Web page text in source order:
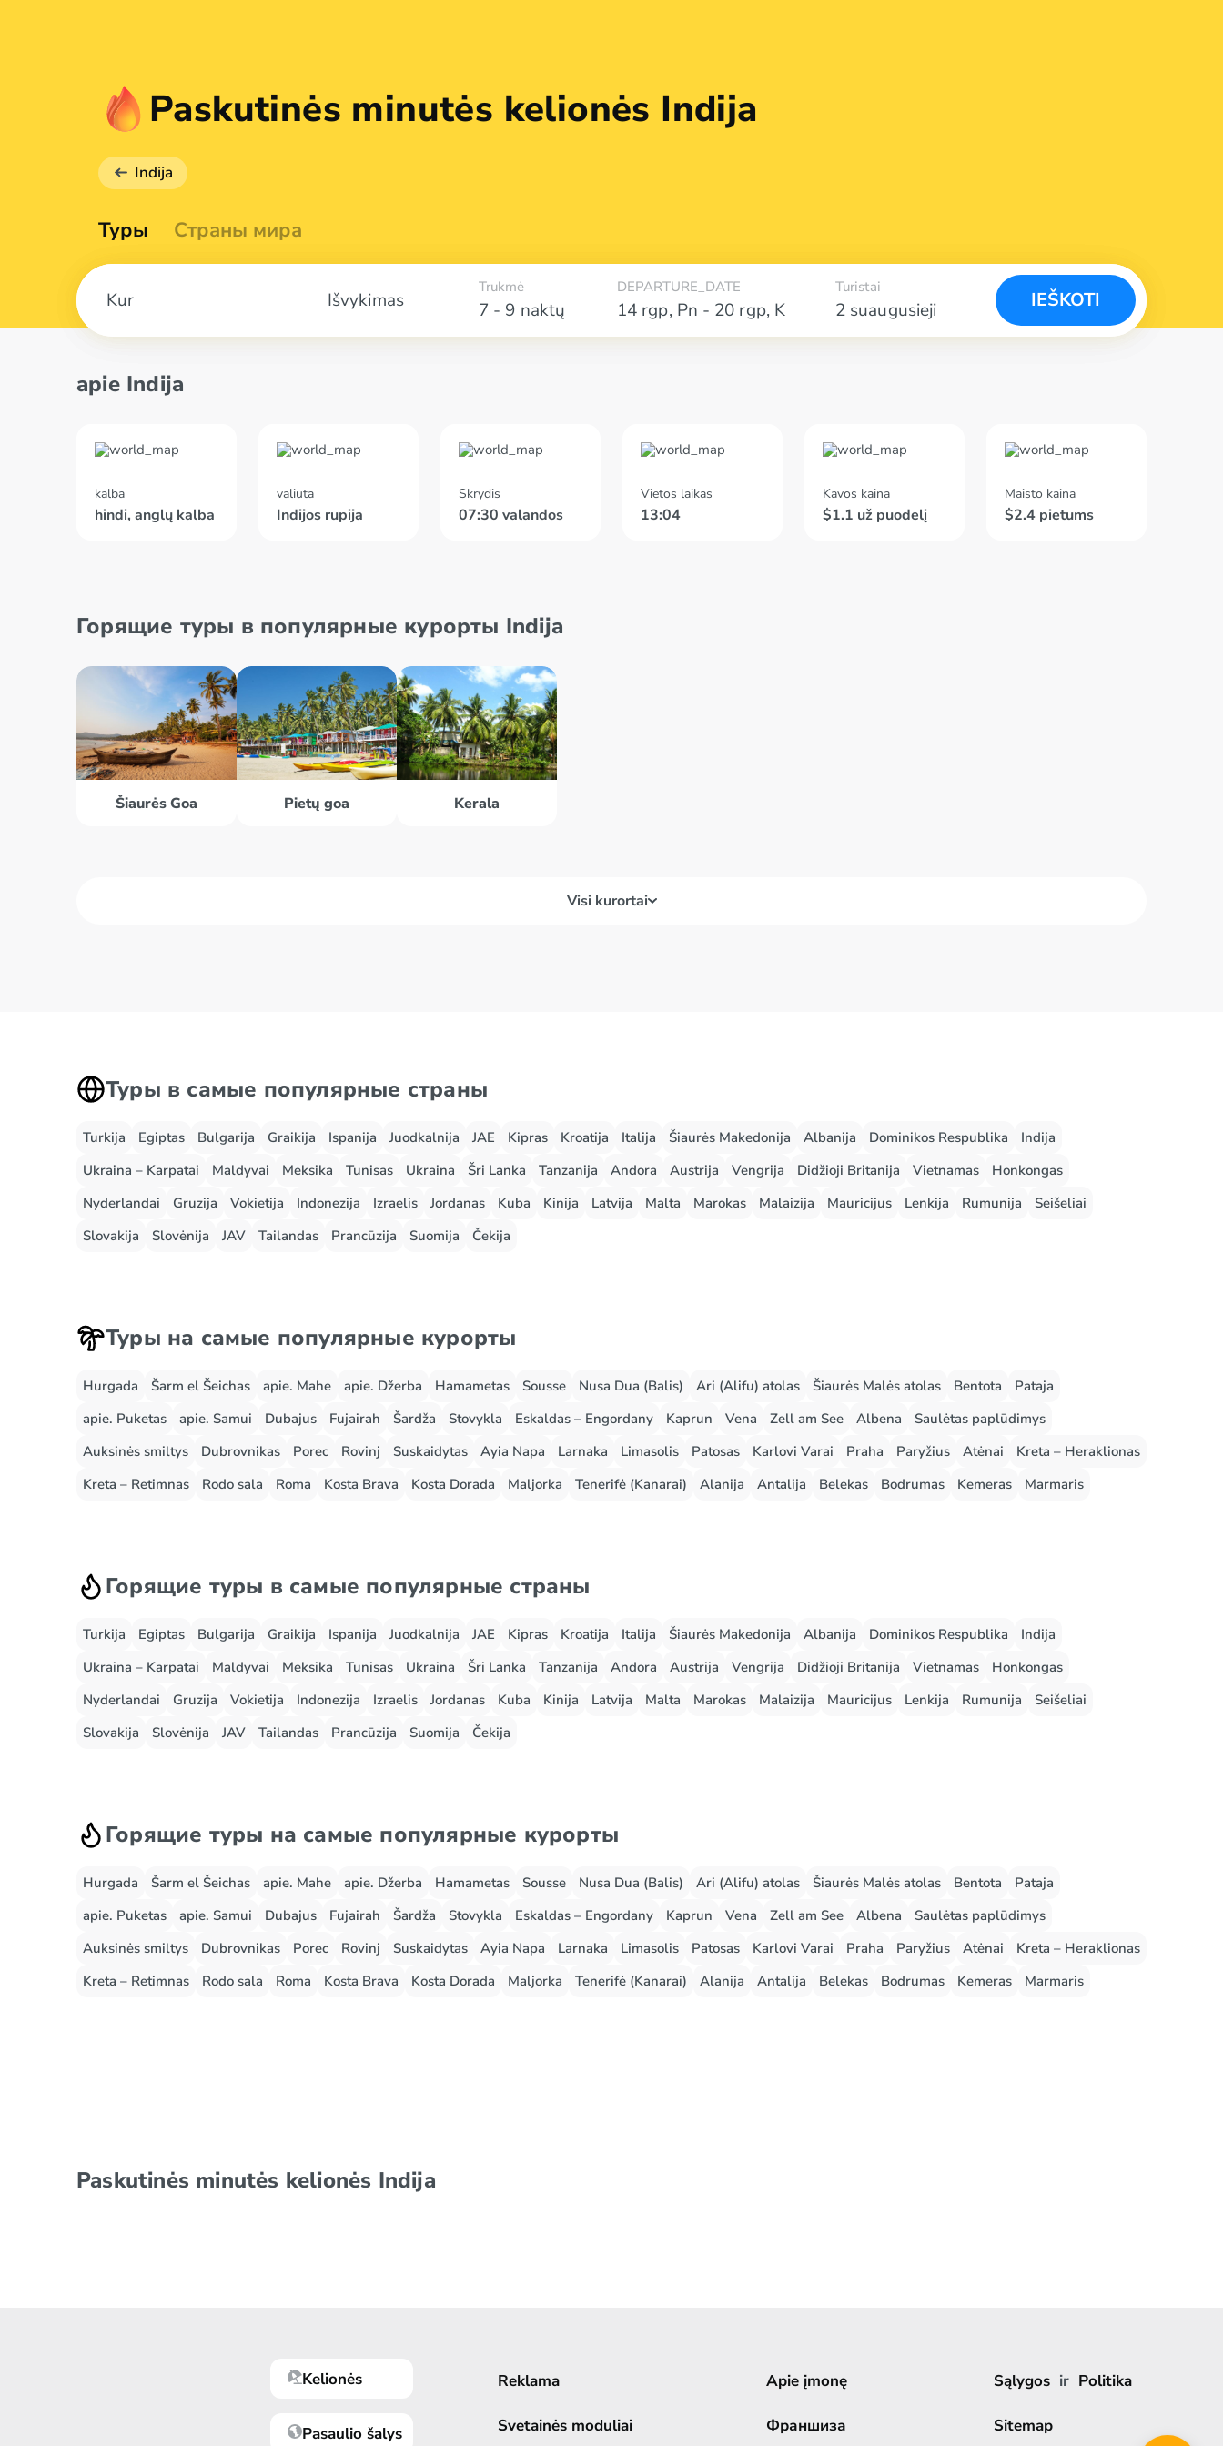
Paskutinės minutės kelionės Indija
Indija
Туры Страны мира
Išvykimas 7 - 9 naktų
Trukmė DEPARTURE_DATE
14 rgp, Pn - 20 rgp, K 2 suaugusieji
Turistai
IEŠKOTI
apie Indija
kalba
hindi, anglų kalba
valiuta
Indijos rupija
Skrydis
07:30 valandos
Vietos laikas
13:04
Kavos kaina
$1.1 už puodelį
Maisto kaina
$2.4 pietums
Горящие туры в популярные курорты Indija
Šiaurės Goa Pietų goa Kerala
Visi kurortai
Туры в самые популярные страны
Turkija Egiptas Bulgarija Graikija Ispanija Juodkalnija JAE Kipras Kroatija Italija Šiaurės Makedonija Albanija Dominikos Respublika
Indija
Ukraina – Karpatai
Maldyvai Meksika Tunisas Ukraina Šri Lanka Tanzanija Andora Austrija Vengrija Didžioji Britanija Vietnamas
Honkongas
Nyderlandai
Gruzija Vokietija Indonezija Izraelis Jordanas Kuba Kinija Latvija Malta Marokas Malaizija Mauricijus Lenkija Rumunija
Seišeliai
Slovakija
Slovėnija JAV Tailandas Prancūzija Suomija Čekija
Туры на самые популярные курорты
Hurgada Šarm el Šeichas apie. Mahe apie. Džerba Hamametas Sousse Nusa Dua (Balis) Ari (Alifu) atolas Šiaurės Malės atolas Bentota
Pataja
apie. Puketas
apie. Samui Dubajus Fujairah Šardža Stovykla Eskaldas – Engordany Kaprun Vena Zell am See Albena
Saulėtas paplūdimys
Auksinės smiltys
Dubrovnikas Porec Rovinj Suskaidytas Ayia Napa Larnaka Limasolis Patosas Karlovi Varai Praha Paryžius Atėnai
Kreta – Heraklionas
Kreta – Retimnas
Rodo sala Roma Kosta Brava Kosta Dorada Maljorka Tenerifė (Kanarai) Alanija Antalija Belekas Bodrumas Kemeras Marmaris
Горящие туры в самые популярные страны
Turkija Egiptas Bulgarija Graikija Ispanija Juodkalnija JAE Kipras Kroatija Italija Šiaurės Makedonija Albanija Dominikos Respublika
Indija
Ukraina – Karpatai
Maldyvai Meksika Tunisas Ukraina Šri Lanka Tanzanija Andora Austrija Vengrija Didžioji Britanija Vietnamas
Honkongas
Nyderlandai
Gruzija Vokietija Indonezija Izraelis Jordanas Kuba Kinija Latvija Malta Marokas Malaizija Mauricijus Lenkija Rumunija
Seišeliai
Slovakija
Slovėnija JAV Tailandas Prancūzija Suomija Čekija
Горящие туры на самые популярные курорты
Hurgada Šarm el Šeichas apie. Mahe apie. Džerba Hamametas Sousse Nusa Dua (Balis) Ari (Alifu) atolas Šiaurės Malės atolas Bentota
Pataja
apie. Puketas
apie. Samui Dubajus Fujairah Šardža Stovykla Eskaldas – Engordany Kaprun Vena Zell am See Albena
Saulėtas paplūdimys
Auksinės smiltys
Dubrovnikas Porec Rovinj Suskaidytas Ayia Napa Larnaka Limasolis Patosas Karlovi Varai Praha Paryžius Atėnai
Kreta – Heraklionas
Kreta – Retimnas
Rodo sala Roma Kosta Brava Kosta Dorada Maljorka Tenerifė (Kanarai) Alanija Antalija Belekas Bodrumas Kemeras Marmaris
Paskutinės minutės kelionės Indija
Kelionės
Pasaulio šalys
Reklama
Svetainės moduliai
Apie įmonę
Франшиза
Sąlygos ir Politika
Sitemap